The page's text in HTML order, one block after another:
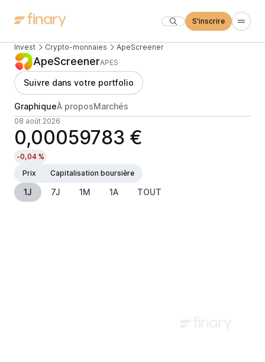
S'inscrire
Invest Crypto-monnaies ApeScreener
ApeScreenerAPES
Suivre dans votre portfolio
GraphiqueÀ proposMarchés
08 août 2026
0,00059783 €
-0,04 %
Prix
Capitalisation boursière
1J 7J 1M 1A TOUT